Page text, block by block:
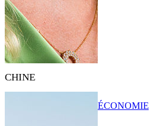
CHINE
ÉCONOMIE